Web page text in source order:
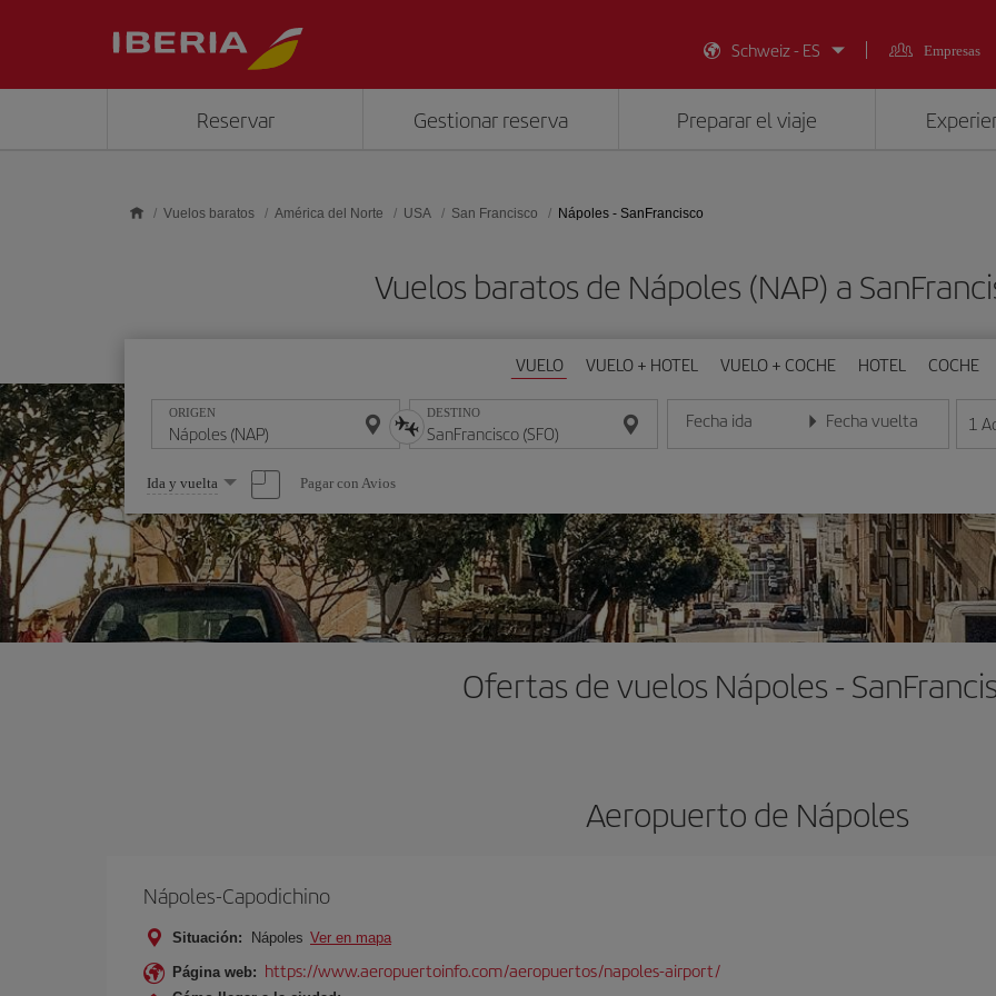
Schweiz - ES
Empresas
Reservar Gestionar reserva Preparar el viaje
Vuelos baratos América del Norte USA San Francisco Nápoles - SanFrancisco
Vuelos baratos de Nápoles (NAP) a
VUELO VUELO + HOTEL VUELO + COCHE HOTEL COCHE
ORIGEN DESTINO Fecha ida
Introduce la fecha en formato día/mes/año
Fecha vuelta
Introduce la fecha en 1
Seleccione
una
opción
Ida y vuelta Pagar con Avios
Ofertas de vuelos Nápoles -
Aeropuerto de Nápoles
Nápoles-Capodichino
Situación: Nápoles Ver en mapa
Página web: https://www.aeropuertoinfo.com/aeropuertos/napoles-airport/